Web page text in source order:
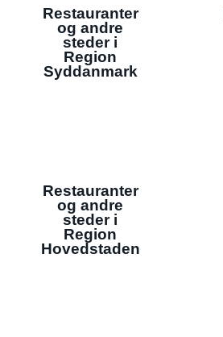
Restauranter
og andre
steder i
Region
Syddanmark
Restauranter
og andre
steder i
Region
Hovedstaden